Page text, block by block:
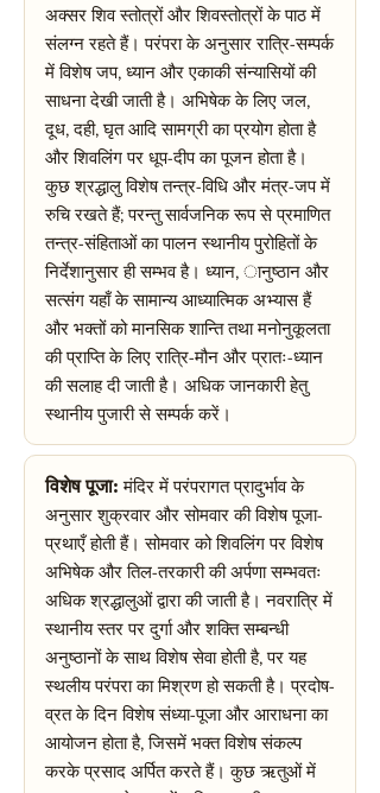
अक्सर शिव स्तोत्रों और शिवस्तोत्रों के पाठ में
संलग्न रहते हैं। परंपरा के अनुसार रात्रि-सम्पर्क
में विशेष जप, ध्यान और एकाकी संन्यासियों की
साधना देखी जाती है। अभिषेक के लिए जल,
दूध, दही, घृत आदि सामग्री का प्रयोग होता है
और शिवलिंग पर धूप-दीप का पूजन होता है।
कुछ श्रद्धालु विशेष तन्त्र-विधि और मंत्र-जप में
रुचि रखते हैं; परन्तु सार्वजनिक रूप से प्रमाणित
तन्त्र-संहिताओं का पालन स्थानीय पुरोहितों के
निर्देशानुसार ही सम्भव है। ध्यान, ानुष्ठान और
सत्संग यहाँ के सामान्य आध्यात्मिक अभ्यास हैं
और भक्तों को मानसिक शान्ति तथा मनोनुकूलता
की प्राप्ति के लिए रात्रि-मौन और प्रातः-ध्यान
की सलाह दी जाती है। अधिक जानकारी हेतु
स्थानीय पुजारी से सम्पर्क करें।
विशेष पूजा: मंदिर में परंपरागत प्रादुर्भाव के
अनुसार शुक्रवार और सोमवार की विशेष पूजा-
प्रथाएँ होती हैं। सोमवार को शिवलिंग पर विशेष
अभिषेक और तिल-तरकारी की अर्पणा सम्भवतः
अधिक श्रद्धालुओं द्वारा की जाती है। नवरात्रि में
स्थानीय स्तर पर दुर्गा और शक्ति सम्बन्धी
अनुष्ठानों के साथ विशेष सेवा होती है, पर यह
स्थलीय परंपरा का मिश्रण हो सकती है। प्रदोष-
व्रत के दिन विशेष संध्या-पूजा और आराधना का
आयोजन होता है, जिसमें भक्त विशेष संकल्प
करके प्रसाद अर्पित करते हैं। कुछ ऋतुओं में